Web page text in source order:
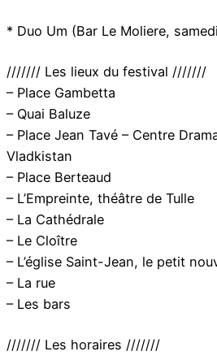
* Duo Um (Bar Le Moliere,
/////// Les lieux du festival ///////
– Place Gambetta
– Quai Baluze
– Place Jean Tavé – Centre
Vladkistan
– Place Berteaud
– L’Empreinte, théâtre de Tulle
– La Cathédrale
– Le Cloître
– L’église Saint-Jean, le petit
– La rue
– Les bars
/////// Les horaires ///////